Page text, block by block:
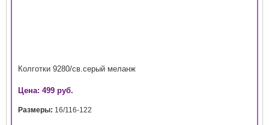
Колготки 9280/св.серый меланж
Цена: 499 руб.
Размеры: 16/116-122